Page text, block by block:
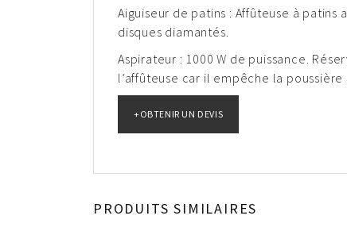
Aiguiseur de patins : Affûteuse à
disques diamantés.
Aspirateur : 1000 W de puissance.
l’affûteuse car il empêche la
PRODUITS SIMILAIRES